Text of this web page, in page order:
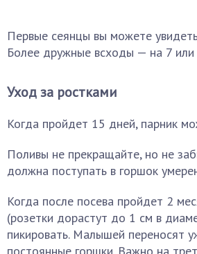
Первые сеянцы вы можете
Более дружные всходы — на 7 или
Уход за ростками
Когда пройдет 15 дней, парник
Поливы не прекращайте, но не
должна поступать в горшок
Когда после посева пройдет 2
(розетки дорастут до 1 см в
пикировать. Малышей переносят